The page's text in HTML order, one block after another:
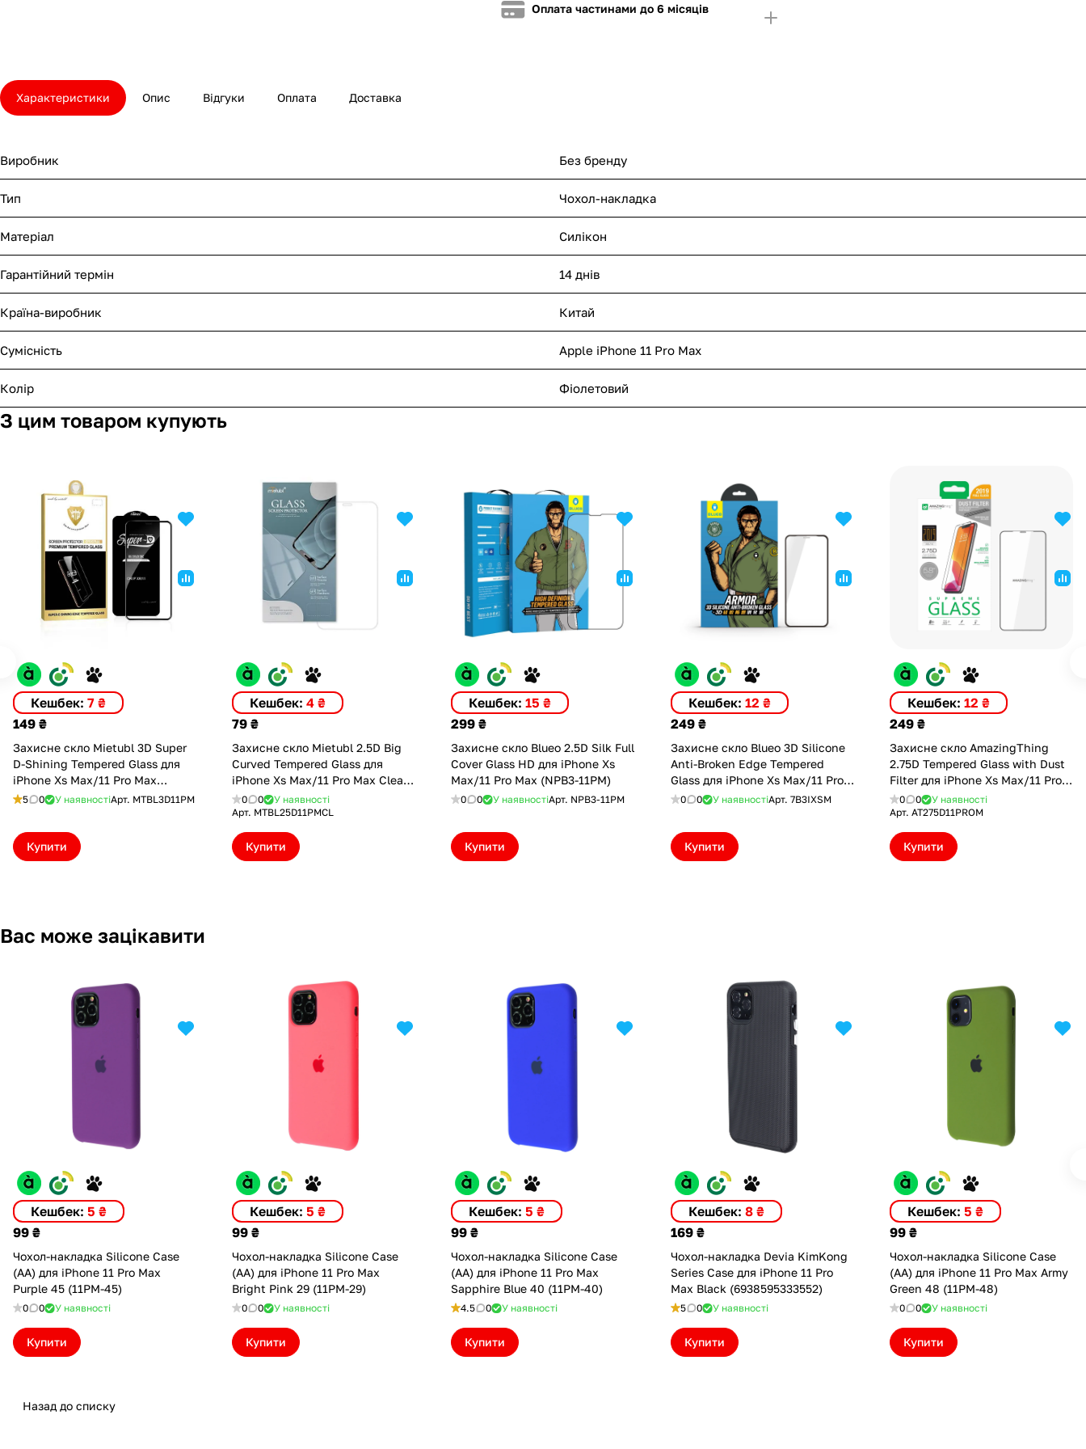
Оплата частинами до 6 місяців
Характеристики Опис Відгуки Оплата Доставка
Виробник Без бренду
Тип Чохол-накладка
Матеріал Силікон
Гарантійний термін 14 днів
Країна-виробник Китай
Сумісність Apple iPhone 11 Pro Max
Колір Фіолетовий
З цим товаром купують
Кешбек: 7 ₴
149 ₴
Захисне скло Mietubl 3D Super
D-Shining Tempered Glass для
iPhone Xs Max/11 Pro Max
(MTBL3D11PM)
5 0 У наявностіАрт. MTBL3D11PM
Купити
Кешбек:4 ₴
79 ₴
Захисне скло Mietubl 2.5D Big
Curved Tempered Glass для
iPhone Xs Max/11 Pro Max Clear
(MTBL25D11PMCL)
0 0
У наявності
Арт. MTBL25D11PMCL
Купити
Кешбек:15 ₴
299 ₴
Захисне скло Blueo 2.5D Silk Full
Cover Glass HD для iPhone Xs
Max/11 Pro Max (NPB3-11PM)
0 0 У наявностіАрт. NPB3-11PM
Купити
Кешбек: 12 ₴
249 ₴
Захисне скло Blueo 3D Silicone
Anti-Broken Edge Tempered
Glass для iPhone Xs Max/11 Pro
Max (7B3IXSM)
0 0 У наявностіАрт. 7B3IXSM
Купити
Кешбек: 12 ₴
249 ₴
Захисне скло AmazingThing
2.75D Tempered Glass with Dust
Filter для iPhone Xs Max/11 Pro
Max (AT275D11PROM)
0 0
У наявності
Арт. AT275D11PROM
Купити
Вас може зацікавити
Кешбек: 5 ₴
99 ₴
Чохол-накладка Silicone Case
(AA) для iPhone 11 Pro Max
Purple 45 (11PM-45)
0 0 У наявності
Купити
Кешбек: 5 ₴
99 ₴
Чохол-накладка Silicone Case
(AA) для iPhone 11 Pro Max
Bright Pink 29 (11PM-29)
0 0 У наявності
Купити
Кешбек: 5 ₴
99 ₴
Чохол-накладка Silicone Case
(AA) для iPhone 11 Pro Max
Sapphire Blue 40 (11PM-40)
4.5 0 У наявності
Купити
Кешбек: 8 ₴
169 ₴
Чохол-накладка Devia KimKong
Series Case для iPhone 11 Pro
Max Black (6938595333552)
5 0 У наявності
Купити
Кешбек: 5 ₴
99 ₴
Чохол-накладка Silicone Case
(AA) для iPhone 11 Pro Max Army
Green 48 (11PM-48)
0 0 У наявності
Купити
Назад до списку